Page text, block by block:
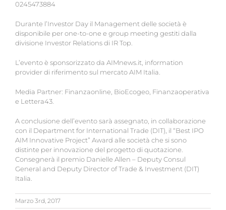
0245473884
Durante l’Investor Day il Management delle società è
disponibile per one-to-one e group meeting gestiti dalla
divisione Investor Relations di IR Top.
L’evento è sponsorizzato da AIMnews.it, information
provider di riferimento sul mercato AIM Italia.
Media Partner: Finanzaonline, BioEcogeo, Finanzaoperativa
e Lettera43.
A conclusione dell’evento sarà assegnato, in collaborazione
con il Department for International Trade (DIT), il “Best IPO
AIM Innovative Project” Award alle società che si sono
distinte per innovazione del progetto di quotazione.
Consegnerà il premio Danielle Allen – Deputy Consul
General and Deputy Director of Trade & Investment (DIT)
Italia.
Marzo 3rd, 2017